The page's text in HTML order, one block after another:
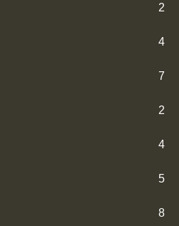
2
4
7
2
4
5
8